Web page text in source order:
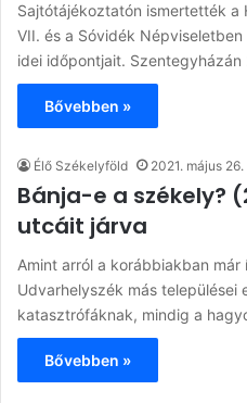
Sajtótájékoztatón ismertették a
VII. és a Sóvidék
idei időpontjait.
Bővebben »
Élő Székelyföld 2021. május 26.
Bánja-e a székely?
utcáit járva
Amint arról a korábbiakban
Udvarhelyszék más települései
katasztrófáknak, mindig a
Bővebben »